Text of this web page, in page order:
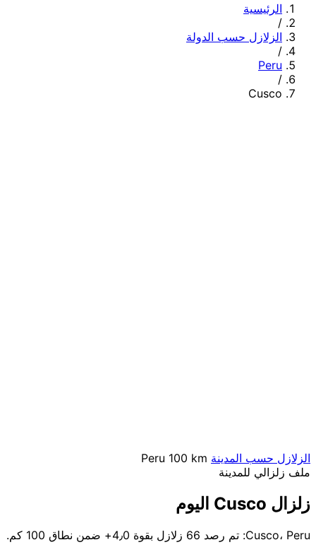
الرئيسية
/
الزلازل حسب الدولة
/
Peru
/
Cusco
الزلازل حسب المدينة Peru 100 km
ملف زلزالي للمدينة
زلزال Cusco اليوم
Cusco، Peru: تم رصد 66 زلازل بقوة 4٫0+ ضمن نطاق 100 كم.